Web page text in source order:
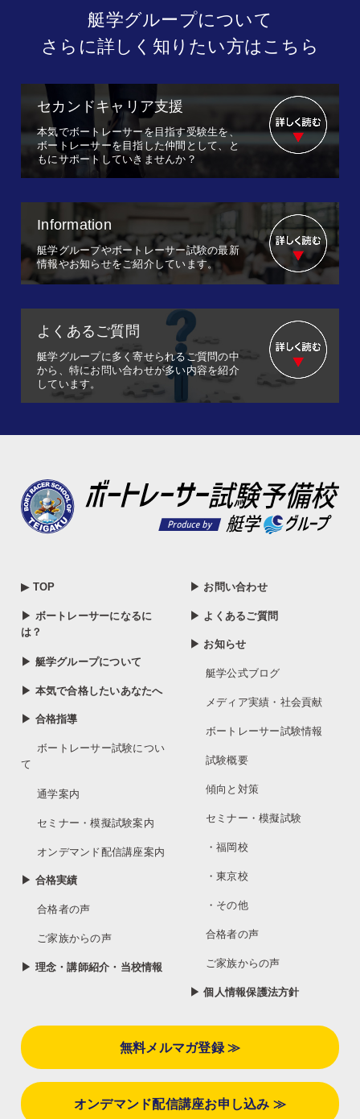
艇学グループについて
さらに詳しく知りたい方はこちら
セカンドキャリア支援
本気でボートレーサーを目指す受験生を、
ボートレーサーを目指した仲間として、と
もにサポートしていきませんか？
Information
艇学グループやボートレーサー試験の最新
情報やお知らせをご紹介しています。
よくあるご質問
艇学グループに多く寄せられるご質問の中
から、特にお問い合わせが多い内容を紹介
しています。
▶ TOP
▶ ボートレーサーになるに
は？
▶ 艇学グループについて
▶ 本気で合格したいあなたへ
▶ 合格指導
ボートレーサー試験につい
て
通学案内
セミナー・模擬試験案内
オンデマンド配信講座案内
▶ 合格実績
合格者の声
ご家族からの声
▶ 理念・講師紹介・当校情報
▶ お問い合わせ
▶ よくあるご質問
▶ お知らせ
艇学公式ブログ
メディア実績・社会貢献
ボートレーサー試験情報
試験概要
傾向と対策
セミナー・模擬試験
・福岡校
・東京校
・その他
合格者の声
ご家族からの声
▶ 個人情報保護法方針
無料メルマガ登録 ≫
オンデマンド配信講座お申し込み ≫